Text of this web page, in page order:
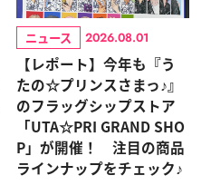
ニュース 2026.08.01
【レポート】今年も『う
たの☆プリンスさまっ♪』
のフラッグシップストア
「UTA☆PRI GRAND SHO
P」が開催！ 注目の商品
ラインナップをチェック♪